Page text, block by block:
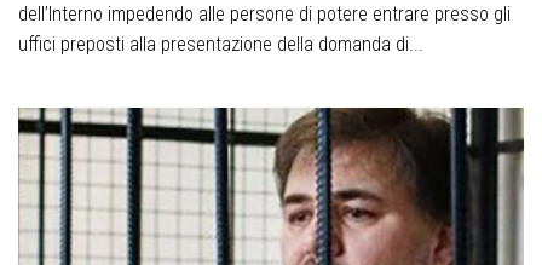
dell’Interno impedendo alle persone di potere entrare presso gli
uffici preposti alla presentazione della domanda di...